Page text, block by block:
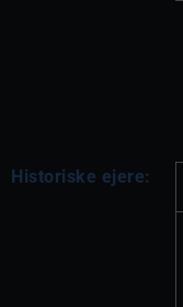
Historiske ejere: